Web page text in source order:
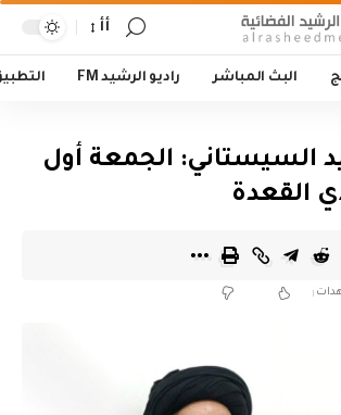
أأ
البث المباشر راديو الرشيد FM
السيستاني: الجمعة أول
القعدة